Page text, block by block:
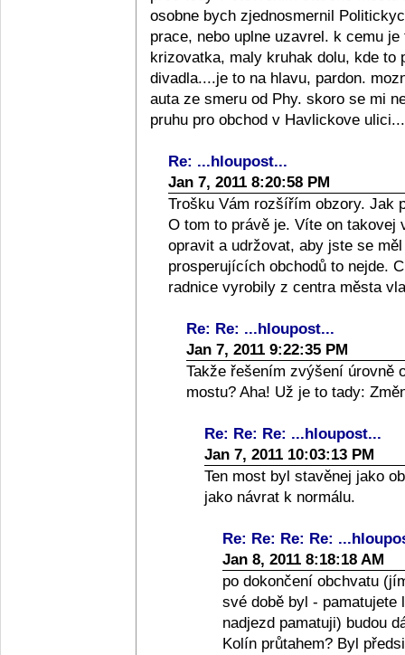
osobne bych zjednosmernil
prace, nebo uplne uzavrel. k cemu
krizovatka, maly kruhak dolu, kde to
divadla....je to na hlavu, pardon.
auta ze smeru od Phy. skoro se mi
pruhu pro obchod v Havlickove
Re: ...hloupost...
Jan 7, 2011 8:20:58 PM
Trošku Vám rozšířím obzory. Jak
O tom to právě je. Víte on takovej
opravit a udržovat, aby jste se
prosperujících obchodů to nejde.
radnice vyrobily z centra města
Re: Re: ...hloupost...
Jan 7, 2011 9:22:35 PM
Takže řešením zvýšení úrovně
mostu? Aha! Už je to tady:
Re: Re: Re: ...hloupost...
Jan 7, 2011 10:03:13 PM
Ten most byl stavěnej jako
jako návrat k normálu.
Re: Re: Re: Re:
Jan 8, 2011 8:18:18 AM
po dokončení obchvatu
své době byl - pamatujete
nadjezd pamatuji) budou
Kolín průtahem? Byl